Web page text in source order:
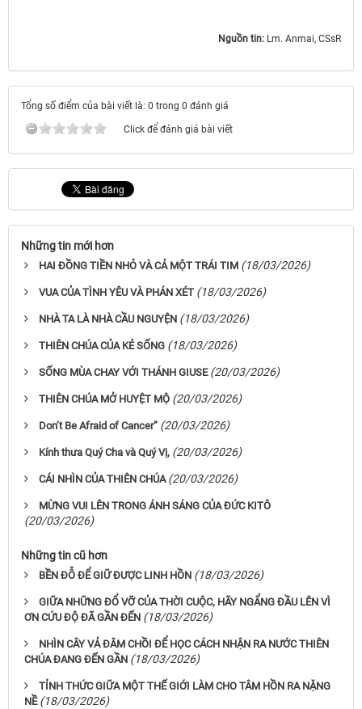
Nguồn tin: Lm. Anmai, CSsR
Tổng số điểm của bài viết là: 0 trong 0 đánh giá
Click để đánh giá bài viết
Những tin mới hơn
HAI ĐỒNG TIỀN NHỎ VÀ CẢ MỘT TRÁI TIM (18/03/2026)
VUA CỦA TÌNH YÊU VÀ PHÁN XÉT (18/03/2026)
NHÀ TA LÀ NHÀ CẦU NGUYỆN (18/03/2026)
THIÊN CHÚA CỦA KẺ SỐNG (18/03/2026)
SỐNG MÙA CHAY VỚI THÁNH GIUSE (20/03/2026)
THIÊN CHÚA MỞ HUYỆT MỘ (20/03/2026)
Don’t Be Afraid of Cancer” (20/03/2026)
Kính thưa Quý Cha và Quý Vị, (20/03/2026)
CÁI NHÌN CỦA THIÊN CHÚA (20/03/2026)
MỪNG VUI LÊN TRONG ÁNH SÁNG CỦA ĐỨC KITÔ
(20/03/2026)
Những tin cũ hơn
BỀN ĐỖ ĐỂ GIỮ ĐƯỢC LINH HỒN (18/03/2026)
GIỮA NHỮNG ĐỔ VỠ CỦA THỜI CUỘC, HÃY NGẨNG ĐẦU LÊN VÌ
ƠN CỨU ĐỘ ĐÃ GẦN ĐẾN (18/03/2026)
NHÌN CÂY VẢ ĐÂM CHỒI ĐỂ HỌC CÁCH NHẬN RA NƯỚC THIÊN
CHÚA ĐANG ĐẾN GẦN (18/03/2026)
TỈNH THỨC GIỮA MỘT THẾ GIỚI LÀM CHO TÂM HỒN RA NẶNG
NỀ (18/03/2026)